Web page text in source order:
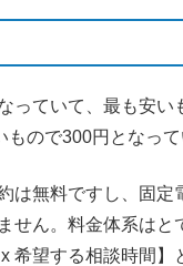
っていて、最も安い
もので300円となって
は無料ですし、固定
せん。料金体系はと
希望する相談時間】